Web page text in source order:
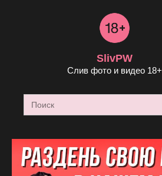
SlivPW
Слив фото и видео 18+
Search
for: